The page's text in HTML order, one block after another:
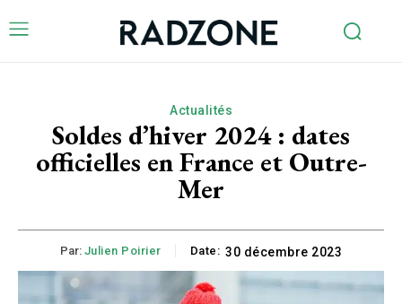
Actualités
Soldes d’hiver 2024 : dates
officielles en France et Outre-
Mer
Par: Julien Poirier Date: 30 décembre 2023